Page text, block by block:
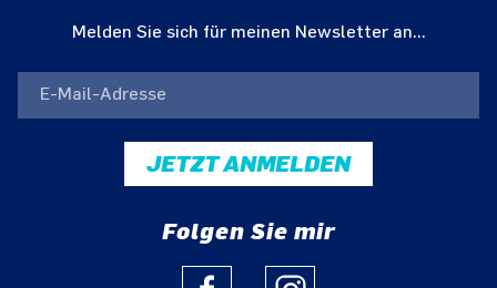
Melden Sie sich für meinen Newsletter an...
JETZT ANMELDEN
Folgen Sie mir